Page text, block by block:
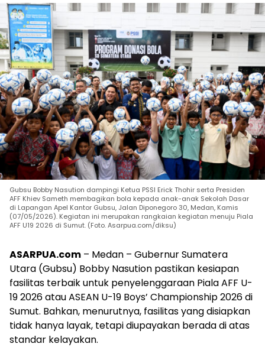
Gubsu Bobby Nasution dampingi Ketua PSSI Erick Thohir serta Presiden
AFF Khiev Sameth membagikan bola kepada anak-anak Sekolah Dasar
di Lapangan Apel Kantor Gubsu, Jalan Diponegoro 30, Medan, Kamis
(07/05/2026). Kegiatan ini merupakan rangkaian kegiatan menuju Piala
AFF U19 2026 di Sumut. (Foto. Asarpua.com/diksu)
ASARPUA.com – Medan – Gubernur Sumatera
Utara (Gubsu) Bobby Nasution pastikan kesiapan
fasilitas terbaik untuk penyelenggaraan Piala AFF U-
19 2026 atau ASEAN U-19 Boys’ Championship 2026 di
Sumut. Bahkan, menurutnya, fasilitas yang disiapkan
tidak hanya layak, tetapi diupayakan berada di atas
standar kelayakan.